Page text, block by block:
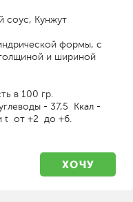
соус, Кунжут
формы, с
и шириной
в 100 гр.
- 37,5 Ккал -
t от +2 до +6.
ХОЧУ